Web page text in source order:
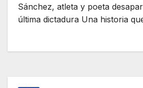
Sánchez, atleta y poeta
última dictadura Una historia